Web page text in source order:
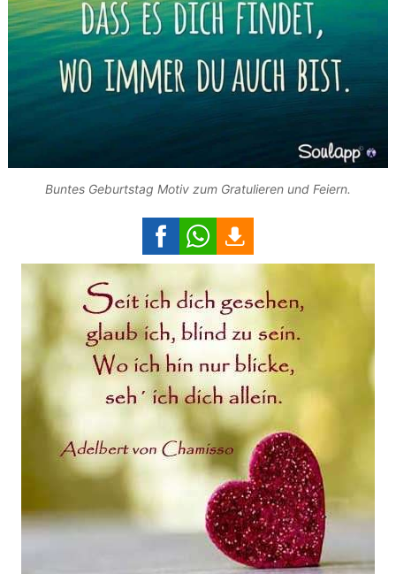
Buntes Geburtstag Motiv zum Gratulieren und Feiern.